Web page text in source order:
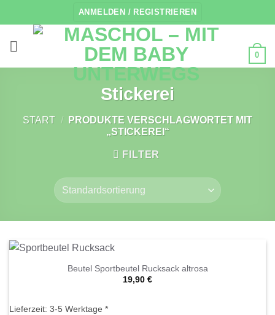
Inhalt
springen
ANMELDEN / REGISTRIEREN
0
Stickerei
START /
PRODUKTE VERSCHLAGWORTET MIT
„STICKEREI“
FILTER
Beutel Sportbeutel Rucksack altrosa
19,90 €
Lieferzeit: 3-5 Werktage *